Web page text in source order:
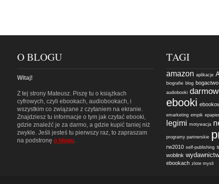
O BLOGU
Witaj!
Z tej strony Mateusz. Piszę tu o książkach
cyfrowych, czyli ebookach, audiobookach, i
wszystkim co związane z czytaniem na ekranie.
Znajdziesz tu informacje o tym jak czytać ebooki,
gdzie znaleźć je za darmo, a gdzie kupić taniej niż
zwykle. Jeśli jesteś tu pierwszy raz, to zapraszam
na podstronę o blogu.
TAGI
amazon aplikacje
biografie blog bogactwo
audiobooki
ebooki
emarketing empik epapier
legimi motywacja
programy partnerskie
rw2010 self-publishing
woblink
ebookach zlote mysli